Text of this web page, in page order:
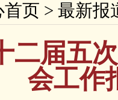
首页 > 最新报
二届五
会工作